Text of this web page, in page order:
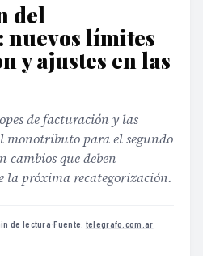
del
límites
y ajustes en las
de facturación y las
monotributo para el segundo
cambios que deben
la próxima recategorización.
de lectura·Fuente: telegrafo.com.ar